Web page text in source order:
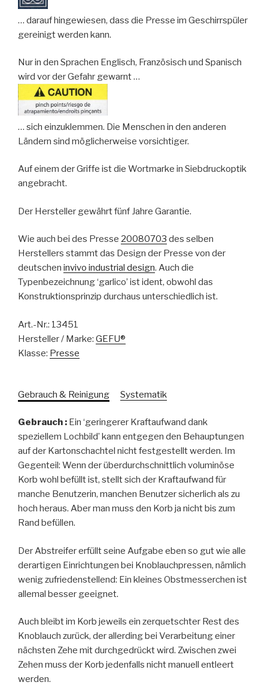
… darauf hingewiesen, dass die Presse im Geschirrspüler
gereinigt werden kann.
Nur in den Sprachen Englisch, Französisch und Spanisch
wird vor der Gefahr gewarnt …
… sich einzuklemmen. Die Menschen in den anderen
Ländern sind möglicherweise vorsichtiger.
Auf einem der Griffe ist die Wortmarke in Siebdruckoptik
angebracht.
Der Hersteller gewährt fünf Jahre Garantie.
Wie auch bei des Presse 20080703 des selben
Herstellers stammt das Design der Presse von der
deutschen invivo industrial design. Auch die
Typenbezeichnung ‘garlico’ ist ident, obwohl das
Konstruktionsprinzip durchaus unterschiedlich ist.
Art.-Nr.: 13451
Hersteller / Marke: GEFU®
Klasse: Presse
Gebrauch & Reinigung Systematik
Gebrauch : Ein ‘geringerer Kraftaufwand dank
speziellem Lochbild’ kann entgegen den Behauptungen
auf der Kartonschachtel nicht festgestellt werden. Im
Gegenteil: Wenn der überdurchschnittlich voluminöse
Korb wohl befüllt ist, stellt sich der Kraftaufwand für
manche Benutzerin, manchen Benutzer sicherlich als zu
hoch heraus. Aber man muss den Korb ja nicht bis zum
Rand befüllen.
Der Abstreifer erfüllt seine Aufgabe eben so gut wie alle
derartigen Einrichtungen bei Knoblauchpressen, nämlich
wenig zufriedenstellend: Ein kleines Obstmesserchen ist
allemal besser geeignet.
Auch bleibt im Korb jeweils ein zerquetschter Rest des
Knoblauch zurück, der allerding bei Verarbeitung einer
nächsten Zehe mit durchgedrückt wird. Zwischen zwei
Zehen muss der Korb jedenfalls nicht manuell entleert
werden.